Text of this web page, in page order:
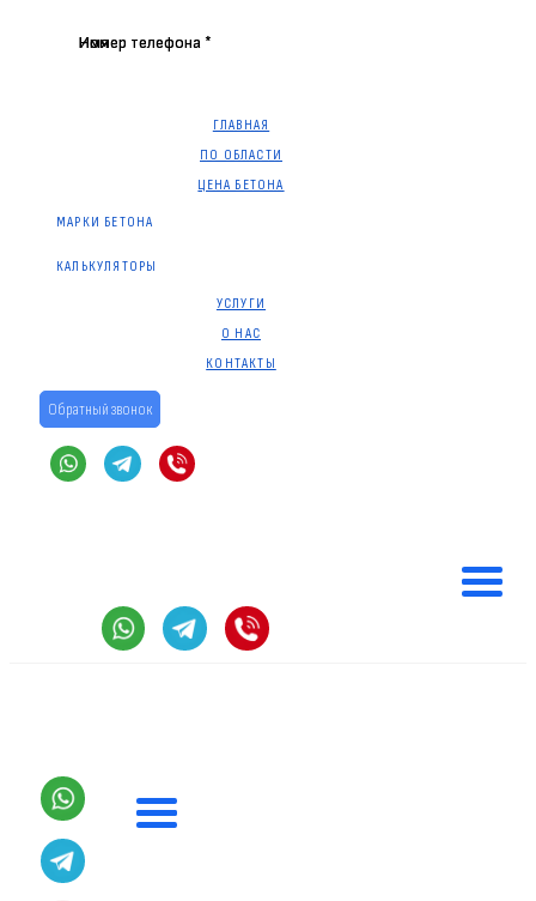
ГЛАВНАЯ
ПО ОБЛАСТИ
ЦЕНА БЕТОНА
МАРКИ БЕТОНА
КАЛЬКУЛЯТОРЫ
УСЛУГИ
О НАС
КОНТАКТЫ
Обратный звонок
Имя
Номер телефона *
Имя
Номер телефона *